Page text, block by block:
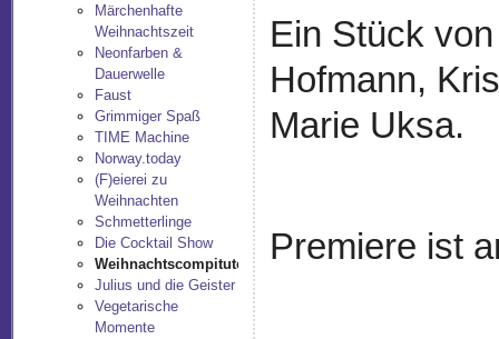
Märchenhafte
Weihnachtszeit
Neonfarben &
Dauerwelle
Faust
Grimmiger Spaß
TIME Machine
Norway.today
(F)eierei zu
Weihnachten
Schmetterlinge
Die Cocktail Show
Weihnachtscompituter
Julius und die Geister
Vegetarische
Momente
Ein Stück
Hofmann,
Marie Uksa.
Premiere ist